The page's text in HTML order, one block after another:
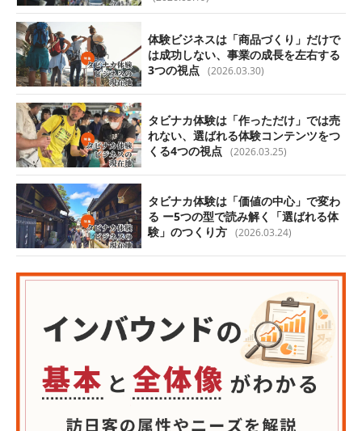
体験ビジネスは「商品づくり」だけで
は成功しない、事業の成長を左右する
3つの視点 (2026.03.30)
タビナカ体験は「作っただけ」では売
れない、選ばれる体験コンテンツをつ
くる4つの視点 (2026.03.25)
タビナカ体験は「価値の中心」で変わ
る ー5つの型で読み解く「選ばれる体
験」のつくり方 (2026.03.24)